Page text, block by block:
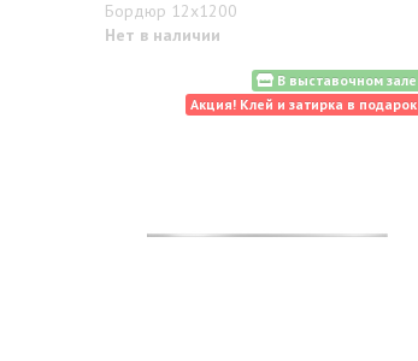
Бордюр 12x1200
Нет в наличии
В выставочном зале
Акция! Клей и затирка в подарок